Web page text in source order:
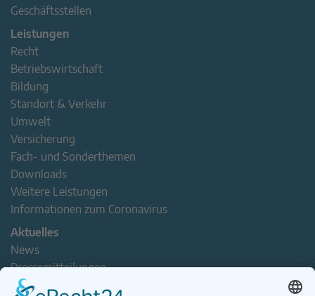
Geschäftsstellen
Leistungen
Recht
Betriebswirtschaft
Bildung
Standort & Verkehr
Umwelt
Versicherung
Fach- und Sonderthemen
Downloads
Weitere Leistungen
Informationen zum Coronavirus
Aktuelles
News
Pressemitteilungen
Newsletter